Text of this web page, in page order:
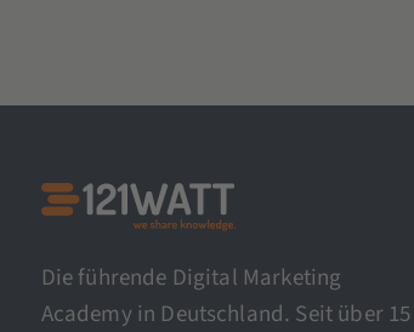
Die führende Digital Marketing
Academy in Deutschland. Seit über 15